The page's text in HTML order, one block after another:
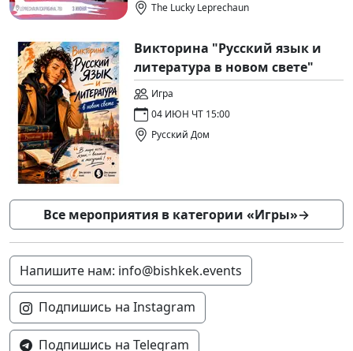
The Lucky Leprechaun
Викторина "Русский язык и
литература в новом свете"
Игра
04 ИЮН ЧТ 15:00
Русский Дом
Все мероприятия в категории «Игры»→
Напишите нам: info@bishkek.events
Подпишись на Instagram
Подпишись на Telegram